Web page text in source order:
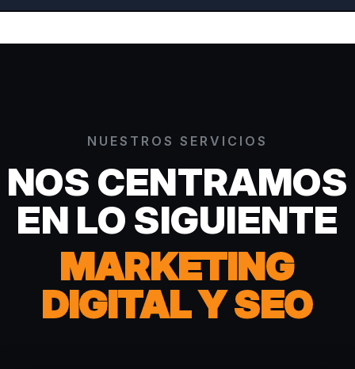
NUESTROS SERVICIOS
NOS CENTRAMOS
EN LO SIGUIENTE
MARKETING
DIGITAL Y SEO